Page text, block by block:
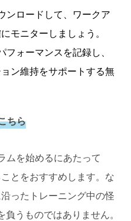
ンロードして、ワークア
モニターしましょう。
フォーマンスを記録し、
ン維持をサポートする無
ちら
ムを始めるにあたって
とをおすすめします。な
ったトレーニング中の怪
負うものではありません。